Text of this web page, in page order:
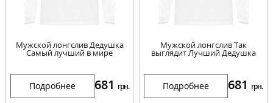
Мужской лонгслив Дедушка
Самый лучший в мире
Подробнее 681 грн.
Мужской лонгслив Так
выглядит Лучший Дедушка
Подробнее 681 грн.